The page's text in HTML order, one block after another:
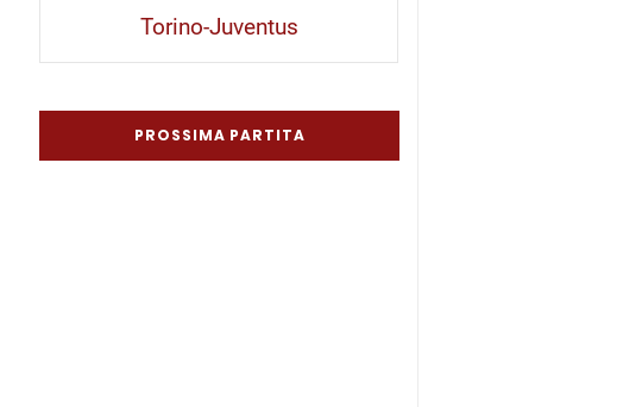
Torino-Juventus
PROSSIMA PARTITA